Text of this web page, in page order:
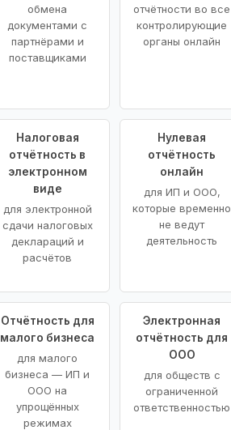
обмена
документами с
партнёрами и
поставщиками
отчётности во все
контролирующие
органы онлайн
Налоговая
отчётность в
электронном
виде
для электронной
сдачи налоговых
деклараций и
расчётов
Нулевая
отчётность
онлайн
для ИП и ООО,
которые временно
не ведут
деятельность
Отчётность для
малого бизнеса
для малого
бизнеса — ИП и
ООО на
упрощённых
режимах
Электронная
отчётность для
ООО
для обществ с
ограниченной
ответственностью